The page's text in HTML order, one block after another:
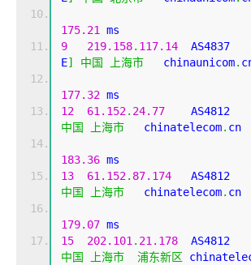
175.21 ms
9
219.158. 117.14
  AS4837
E] 中国 上海市
   chinaunicom
.
177.32 ms
12
61.152. 24.77
    AS4812
中国
上海市
   chinatelecom
. cn
183.36 ms
13
61.152. 87.174
   AS4812
中国
上海市
   chinatelecom
. cn
179.07 ms
15
202.101. 21.178
  AS4812
中国
上海市 浦东新区